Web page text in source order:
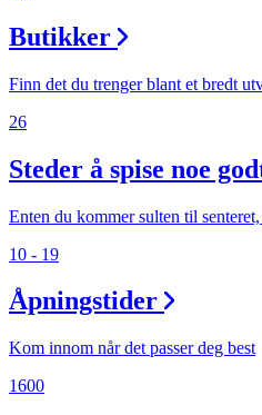
Butikker
Finn det du trenger blant et bredt
26
Steder å spise noe
Enten du kommer sulten til
10 - 19
Åpningstider
Kom innom når det passer deg best
1600